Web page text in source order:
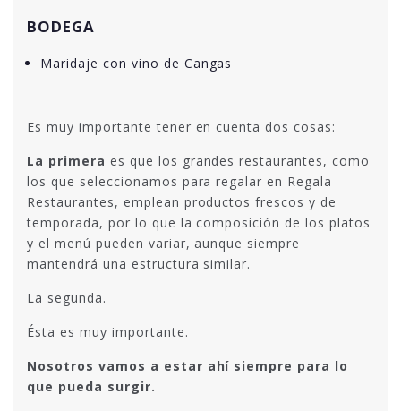
BODEGA
Maridaje con vino de Cangas
Es muy importante tener en cuenta dos cosas:
La primera es que los grandes restaurantes, como
los que seleccionamos para regalar en Regala
Restaurantes, emplean productos frescos y de
temporada, por lo que la composición de los platos
y el menú pueden variar, aunque siempre
mantendrá una estructura similar.
La segunda.
Ésta es muy importante.
Nosotros vamos a estar ahí siempre para lo
que pueda surgir.